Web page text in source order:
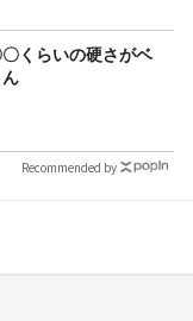
くらいの硬さがベ
Recommended by